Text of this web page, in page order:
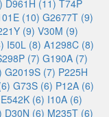
D961H (11) T74P
(10) G2677T (9)
(9) V30M (9)
I50L (8) A1298C (8)
(7) G190A (7)
G2019S (7) P225H
G73S (6) P12A (6)
E542K (6) I10A (6)
D30N (6) M235T (6)